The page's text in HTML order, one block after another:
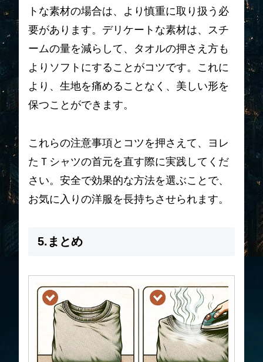
トな素材の場合は、より慎重に取り扱う必
要があります。デリケートな素材は、スチ
ームの量を減らして、タオルの押さえ方も
よりソフトにすることがコツです。これに
より、生地を痛めることなく、美しい形を
保つことができます。
これらの注意事項とコツを押さえて、ヨレ
たＴシャツの首元を直す際に実践してくだ
さい。安全で効果的な方法を選ぶことで、
お気に入りの洋服を長持ちさせられます。
5.まとめ